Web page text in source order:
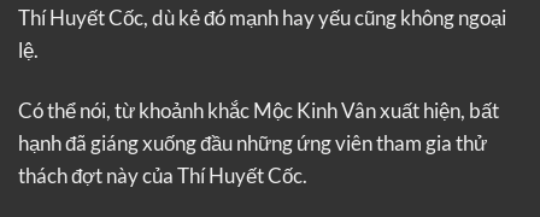
Thí Huyết Cốc, dù kẻ đó mạnh hay yếu cũng không ngoại
lệ.
Có thể nói, từ khoảnh khắc Mộc Kinh Vân xuất hiện, bất
hạnh đã giáng xuống đầu những ứng viên tham gia thử
thách đợt này của Thí Huyết Cốc.